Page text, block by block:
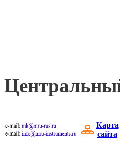
Карта
сайта